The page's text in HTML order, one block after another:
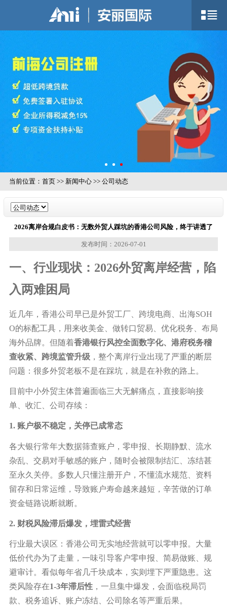
当前位置： 首页>> 新闻中心>> 公司动态
2026离岸合规白皮书：无数外贸人踩坑的香港公司风险，终于讲透了
发布时间：2026-07-01
一、行业现状：2026外贸离岸经营，陷
入两难困局
近几年，香港公司早已是外贸工厂、跨境电商、出海SOH
O的标配工具，用来收美金、做转口贸易、优化税务、布局
海外品牌。但随着香港银行风控全面数字化、港府税务稽
查收紧、跨境监管升级，整个离岸行业出现了严重的断层
问题：很多外贸老板不是在踩坑，就是在补救的路上。
目前中小外贸主体普遍面临三大无解痛点，直接影响接
单、收汇、公司存续：
1. 账户极不稳定，关停已成常态
各大银行常年大数据筛查账户，零申报、长期静默、流水
杂乱、交易对手敏感的账户，随时会被限制结汇、冻结甚
至永久关停。多数人只懂注册开户，不懂流水规范、资料
留存和日常运维，导致账户寿命越来越短，辛苦做的订单
资金链路说断就断。
2. 财税风险滞后爆发，埋雷式经营
行业最大误区：香港公司无实地经营就可以零申报。大量
低价代办为了走量，一味引导客户零申报、简易做账、规
避审计。看似每年省几千块成本，实则埋下严重隐患。这
类风险存在1-3年滞后性，一旦集中爆发，会面临税局罚
款、税务追诉、账户冻结、公司除名等严重后果。